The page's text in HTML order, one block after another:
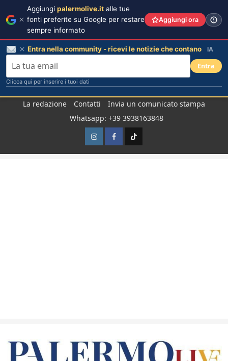
La redazione Contatti
Invia un comunicato stampa
Whatsapp: +39 3938163848
InstagramFacebook
TikTok
Aggiungi palermolive.it alle tue
fonti preferite su Google per restare
sempre informato
Aggiungi ora
Entra nella community - ricevi le notizie che contano IA
Entra
Clicca qui per inserire i tuoi dati